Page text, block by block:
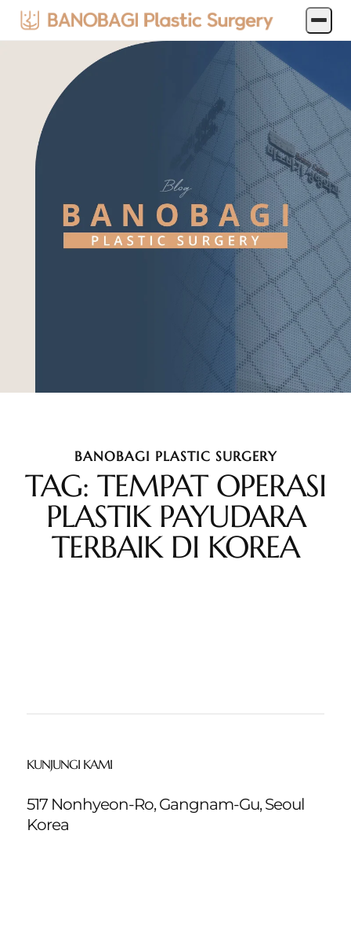
BANOBAGI PLASTIC SURGERY
TAG: TEMPAT OPERASI
PLASTIK PAYUDARA
TERBAIK DI KOREA
KUNJUNGI KAMI
517 Nonhyeon-Ro, Gangnam-Gu, Seoul
Korea